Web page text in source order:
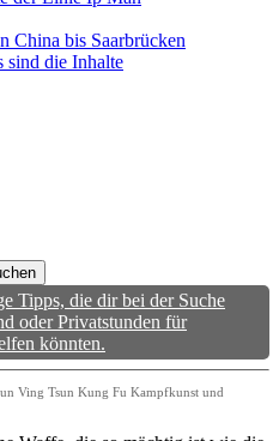
China bis Saarbrücken
sind die Inhalte
Tipps, die dir bei der Suche
oder Privatstunden für
könnten.
Ving Tsun Kung Fu Kampfkunst und